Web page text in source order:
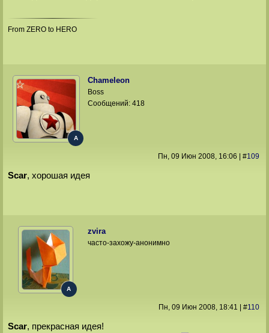
From ZERO to HERO
Chameleon
A
Boss
Сообщений:418
Пн, 09 Июн 2008, 16:06 #109
Scar, хорошая идея
zvira
A
часто-захожу-анонимно
Пн, 09 Июн 2008, 18:41 #110
Scar, прекрасная идея!